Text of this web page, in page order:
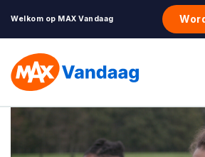
Welkom op MAX Vandaag